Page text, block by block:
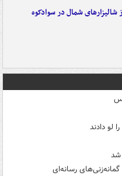
شالیزارهای شمال در سوادکوه
لو دادند
گمانه‌زنی‌های رسانه‌ای